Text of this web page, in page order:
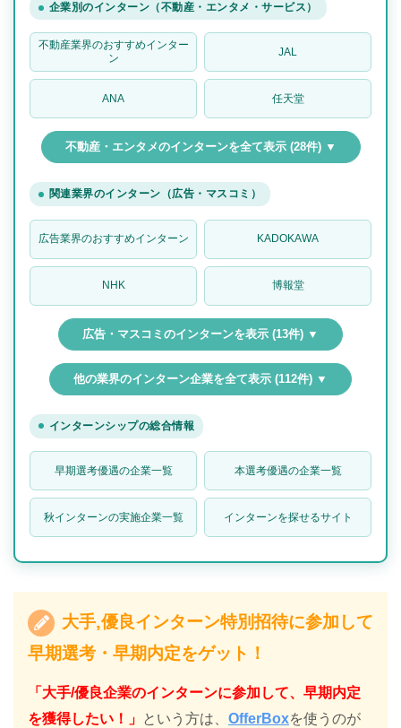
企業別のインターン（不動産・エンタメ・サービス）
不動産業界のおすすめインター
ン
JAL
ANA 任天堂
不動産・エンタメのインターンを全て表示 (28件) ▼
関連業界のインターン（広告・マスコミ）
広告業界のおすすめインターン KADOKAWA
NHK 博報堂
広告・マスコミのインターンを表示 (13件) ▼
他の業界のインターン企業を全て表示 (112件) ▼
インターンシップの総合情報
早期選考優遇の企業一覧 本選考優遇の企業一覧
秋インターンの実施企業一覧 インターンを探せるサイト
大手,優良インターン特別招待に参加して
早期選考・早期内定をゲット！
「大手/優良企業のインターンに参加して、早期内定
を獲得したい！」 という方は、 OfferBoxを使うのが